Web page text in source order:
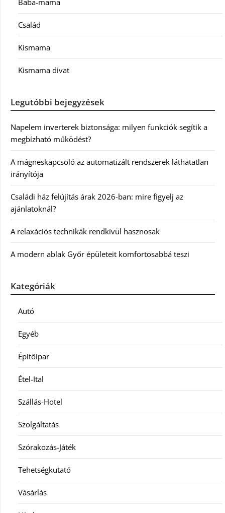
Család
Kismama
Kismama divat
Legutóbbi bejegyzések
Napelem inverterek biztonsága: milyen funkciók segítik a
megbízható működést?
A mágneskapcsoló az automatizált rendszerek láthatatlan
irányítója
Családi ház felújítás árak 2026-ban: mire figyelj az
ajánlatoknál?
A relaxációs technikák rendkívül hasznosak
A modern ablak Győr épületeit komfortosabbá teszi
Kategóriák
Autó
Egyéb
Építőipar
Étel-Ital
Szállás-Hotel
Szolgáltatás
Szórakozás-Játék
Tehetségkutató
Vásárlás